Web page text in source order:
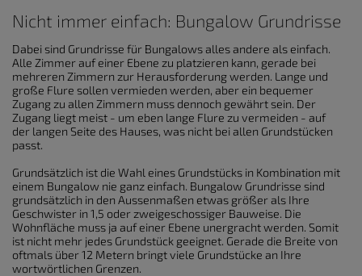
Nicht immer einfach: Bungalow Grundrisse
Dabei sind Grundrisse für Bungalows alles andere als einfach.
Alle Zimmer auf einer Ebene zu platzieren kann, gerade bei
mehreren Zimmern zur Herausforderung werden. Lange und
große Flure sollen vermieden werden, aber ein bequemer
Zugang zu allen Zimmern muss dennoch gewährt sein. Der
Zugang liegt meist - um eben lange Flure zu vermeiden - auf
der langen Seite des Hauses, was nicht bei allen Grundstücken
passt.
Grundsätzlich ist die Wahl eines Grundstücks in Kombination mit
einem Bungalow nie ganz einfach. Bungalow Grundrisse sind
grundsätzlich in den Aussenmaßen etwas größer als Ihre
Geschwister in 1,5 oder zweigeschossiger Bauweise. Die
Wohnfläche muss ja auf einer Ebene unergracht werden. Somit
ist nicht mehr jedes Grundstück geeignet. Gerade die Breite von
oftmals über 12 Metern bringt viele Grundstücke an Ihre
wortwörtlichen Grenzen.